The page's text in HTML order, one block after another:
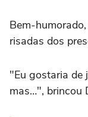
Bem-
risadas dos
"Eu gostaria de
mas…", brincou